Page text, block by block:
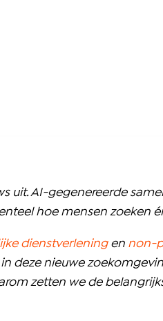
uit. AI-gegenereerde
hoe mensen zoeken
dienstverleningen non-
deze nieuwe
zetten we de